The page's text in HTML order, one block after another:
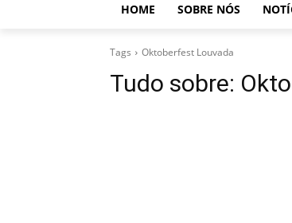
HOME SOBRE NÓS
Tags Oktoberfest Louvada
Tudo sobre: